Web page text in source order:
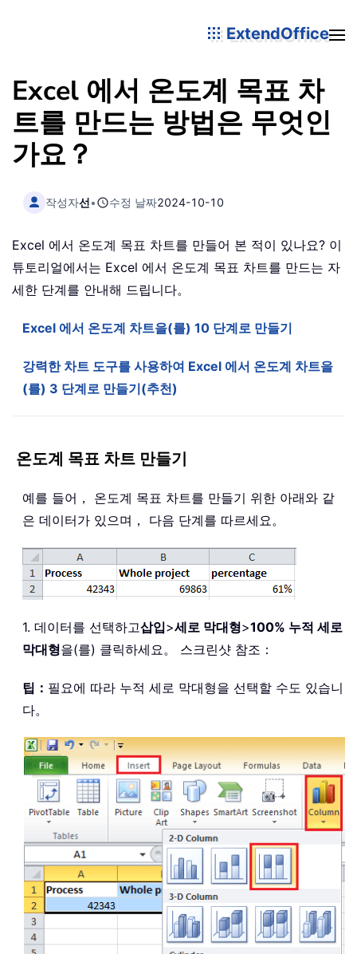
ExtendOffice
Excel 에서 온도계 목표 차
트를 만드는 방법은 무엇인
가요？
작성자선• 수정 날짜2024-10-10
Excel 에서 온도계 목표 차트를 만들어 본 적이 있나요? 이
튜토리얼에서는 Excel 에서 온도계 목표 차트를 만드는 자
세한 단계를 안내해 드립니다。
Excel 에서 온도계 차트을(를) 10 단계로 만들기
강력한 차트 도구를 사용하여 Excel 에서 온도계 차트을
(를) 3 단계로 만들기(추천)
온도계 목표 차트 만들기
예를 들어， 온도계 목표 차트를 만들기 위한 아래와 같
은 데이터가 있으며， 다음 단계를 따르세요。
1. 데이터를 선택하고삽입>세로 막대형>100% 누적 세로
막대형을(를) 클릭하세요。 스크린샷 참조：
팁： 필요에 따라 누적 세로 막대형을 선택할 수도 있습니
다。